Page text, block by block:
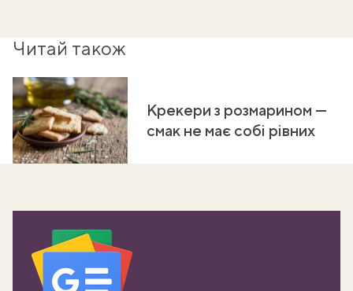
Читай також
Крекери з розмарином —
смак не має собі рівних